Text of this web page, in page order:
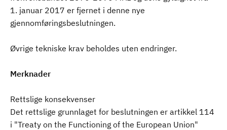
1. januar 2017 er fjernet i denne nye
gjennomføringsbeslutningen.
Øvrige tekniske krav beholdes uten endringer.
Merknader
Rettslige konsekvenser
Det rettslige grunnlaget for beslutningen er artikkel 114
i "Treaty on the Functioning of the European Union"